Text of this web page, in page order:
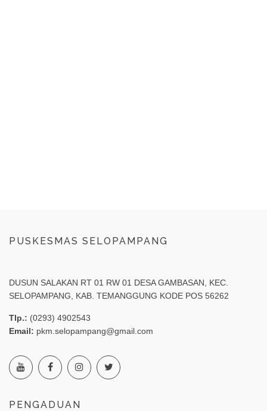
PUSKESMAS SELOPAMPANG
DUSUN SALAKAN RT 01 RW 01 DESA GAMBASAN, KEC.
SELOPAMPANG, KAB. TEMANGGUNG KODE POS 56262
Tlp.: (0293) 4902543
Email: pkm.selopampang@gmail.com
PENGADUAN